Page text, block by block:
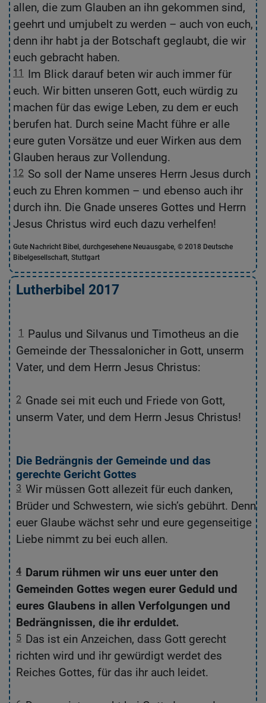
allen, die zum Glauben an ihn gekommen sind,
geehrt und umjubelt zu werden – auch von euch,
denn ihr habt ja der Botschaft geglaubt, die wir
euch gebracht haben.
11
Im Blick darauf beten wir auch immer für
euch. Wir bitten unseren Gott, euch würdig zu
machen für das ewige Leben, zu dem er euch
berufen hat. Durch seine Macht führe er alle
eure guten Vorsätze und euer Wirken aus dem
Glauben heraus zur Vollendung.
12 So soll der Name unseres Herrn Jesus durch
euch zu Ehren kommen – und ebenso auch ihr
durch ihn. Die Gnade unseres Gottes und Herrn
Jesus Christus wird euch dazu verhelfen!
Gute Nachricht Bibel, durchgesehene Neuausgabe, © 2018 Deutsche
Bibelgesellschaft, Stuttgart
11
12
Lutherbibel 2017
1 Paulus und Silvanus und Timotheus an die
Gemeinde der Thessalonicher in Gott, unserm
Vater, und dem Herrn Jesus Christus:
2 Gnade sei mit euch und Friede von Gott,
unserm Vater, und dem Herrn Jesus Christus!
Die Bedrängnis der Gemeinde und das
gerechte Gericht Gottes
3 Wir müssen Gott allezeit für euch danken,
Brüder und Schwestern, wie sich’s gebührt. Denn
euer Glaube wächst sehr und eure gegenseitige
Liebe nimmt zu bei euch allen.
4 Darum rühmen wir uns euer unter den
Gemeinden Gottes wegen eurer Geduld und
eures Glaubens in allen Verfolgungen und
Bedrängnissen, die ihr erduldet.
5 Das ist ein Anzeichen, dass Gott gerecht
richten wird und ihr gewürdigt werdet des
Reiches Gottes, für das ihr auch leidet.